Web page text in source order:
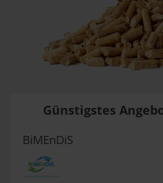
Günstigstes
BiMEnDiS